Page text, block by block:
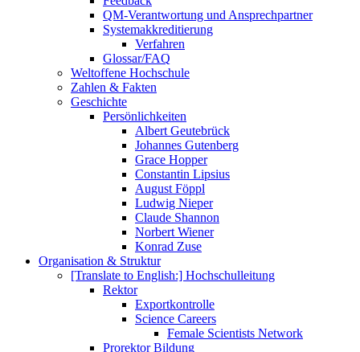
QM-Verantwortung und Ansprechpartner
Systemakkreditierung
Verfahren
Glossar/FAQ
Weltoffene Hochschule
Zahlen & Fakten
Geschichte
Persönlichkeiten
Albert Geutebrück
Johannes Gutenberg
Grace Hopper
Constantin Lipsius
August Föppl
Ludwig Nieper
Claude Shannon
Norbert Wiener
Konrad Zuse
Organisation & Struktur
[Translate to English:] Hochschulleitung
Rektor
Exportkontrolle
Science Careers
Female Scientists Network
Prorektor Bildung